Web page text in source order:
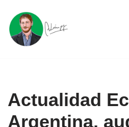
Ir
al
Actualidad
Argentina,